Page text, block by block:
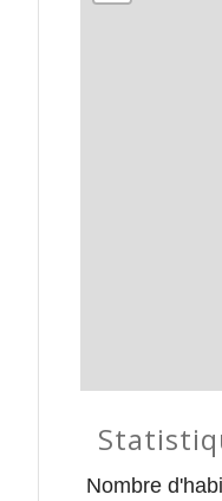
Nombre